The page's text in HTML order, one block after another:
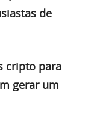
de
cripto para
gerar um